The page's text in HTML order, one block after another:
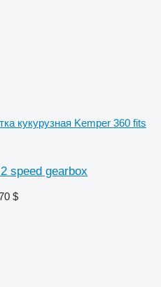
кукурузная Kemper 360 fits
speed gearbox
$